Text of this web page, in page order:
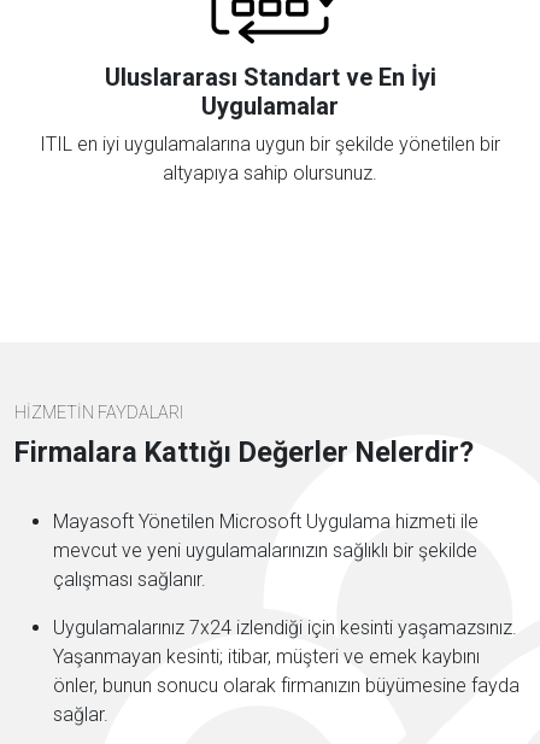
Uluslararası Standart ve En İyi
Uygulamalar
ITIL en iyi uygulamalarına uygun bir şekilde yönetilen bir
altyapıya sahip olursunuz.
HİZMETİN FAYDALARI
Firmalara Kattığı Değerler Nelerdir?
Mayasoft Yönetilen Microsoft Uygulama hizmeti ile
mevcut ve yeni uygulamalarınızın sağlıklı bir şekilde
çalışması sağlanır.
Uygulamalarınız 7x24 izlendiği için kesinti yaşamazsınız.
Yaşanmayan kesinti; itibar, müşteri ve emek kaybını
önler, bunun sonucu olarak firmanızın büyümesine fayda
sağlar.